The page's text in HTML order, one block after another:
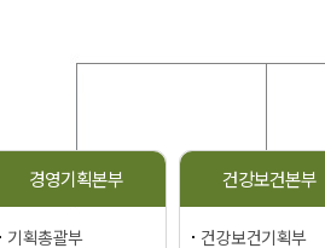
경영기획본부
기획총괄부
건강보건본부
건강보건기획부